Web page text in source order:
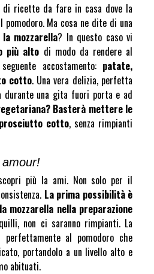
di ricette da fare in casa dove la
pomodoro. Ma cosa ne dite di una
mozzarella? In questo caso vi
più alto di modo da rendere al
accostamento: patate,
cotto. Una vera delizia, perfetta
durante una gita fuori porta e ad
Basterà mettere le
cotto, senza rimpianti
più la ami. Non solo per il
La prima possibilità è
mozzarella nella preparazione
non ci saranno rimpianti. La
al pomodoro che
portandolo a un livello alto e
abituati.